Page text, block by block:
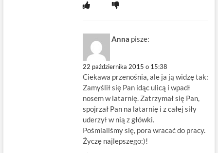
Anna pisze:
22 października 2015 o 15:38
Ciekawa przenośnia, ale ja ją widzę tak:
Zamyślił się Pan idąc ulicą i wpadł
nosem w latarnię. Zatrzymał się Pan,
spojrzał Pan na latarnię i z całej siły
uderzył w nią z główki.
Pośmialiśmy się, pora wracać do pracy.
Życzę najlepszego:)!